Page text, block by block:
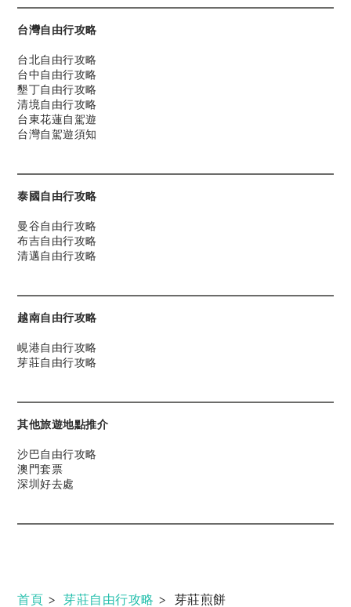
台灣自由行攻略
台北自由行攻略
台中自由行攻略
墾丁自由行攻略
清境自由行攻略
台東花蓮自駕遊
台灣自駕遊須知
泰國自由行攻略
曼谷自由行攻略
布吉自由行攻略
清邁自由行攻略
越南自由行攻略
峴港自由行攻略
芽莊自由行攻略
其他旅遊地點推介
沙巴自由行攻略
澳門套票
深圳好去處
首頁 > 芽莊自由行攻略 > 芽莊煎餅